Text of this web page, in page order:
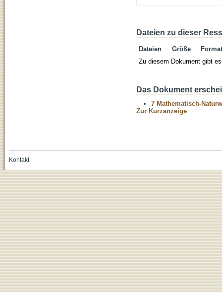
Dateien zu dieser
Dateien Größe
Format
Zu diesem Dokument gibt
Das Dokument
7 Mathematisch-
Zur Kurzanzeige
Kontakt